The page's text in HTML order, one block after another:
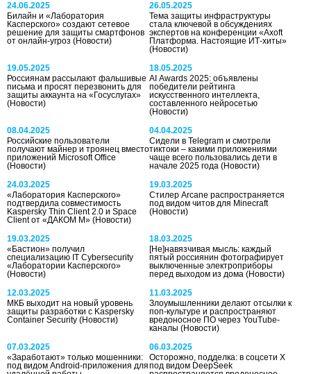
24.06.2025
Билайн и «Лаборатория
Касперского» создают сетевое
решение для защиты смартфонов
от онлайн-угроз (Новости)
26.05.2025
Тема защиты инфраструктуры
стала ключевой в обсуждениях
экспертов на конференции «Axoft
Платформа. Настоящие ИТ-хиты»
(Новости)
19.05.2025
Россиянам рассылают фальшивые
письма и просят перезвонить для
защиты аккаунта на «Госуслугах»
(Новости)
18.05.2025
AI Awards 2025: объявлены
победители рейтинга
искусственного интеллекта,
составленного нейросетью
(Новости)
08.04.2025
Российские пользователи
получают майнер и троянец вместо
приложений Microsoft Office
(Новости)
04.04.2025
Сидели в Telegram и смотрели
тиктоки – какими приложениями
чаще всего пользовались дети в
начале 2025 года(Новости)
24.03.2025
«Лаборатория Касперского»
подтвердила совместимость
Kaspersky Thin Client 2.0 и Space
Client от «ДАКОМ М» (Новости)
19.03.2025
Cтилер Arcane распространяется
под видом читов для Minecraft
(Новости)
19.03.2025
«Бастион» получил
специализацию IT Cybersecurity
«Лаборатории Касперского»
(Новости)
18.03.2025
[Не]навязчивая мысль: каждый
пятый россиянин фотографирует
выключенные электроприборы
перед выходом из дома(Новости)
12.03.2025
МКБ выходит на новый уровень
защиты разработки с Kaspersky
Container Security (Новости)
11.03.2025
Злоумышленники делают отсылки к
поп-культуре и распространяют
вредоносное ПО через YouTube-
каналы(Новости)
07.03.2025
«Заработают» только мошенники:
под видом Android-приложения для
06.03.2025
Осторожно, подделка: в соцсети Х
под видом DeepSeek